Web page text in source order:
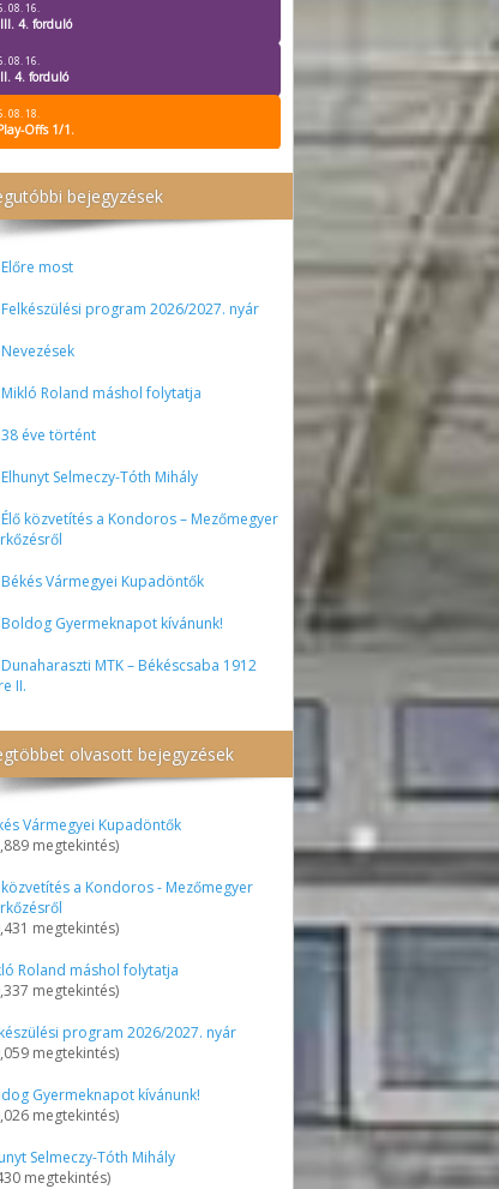
08. 16.
4. forduló
08. 16.
4. forduló
08. 18.
Offs 1/1.
bejegyzések
Előre most
Felkészülési program 2026/2027. nyár
Nevezések
Mikló Roland máshol folytatja
38 éve történt
Elhunyt Selmeczy-Tóth Mihály
Élő közvetítés a Kondoros – Mezőmegyer
Békés Vármegyei Kupadöntők
Boldog Gyermeknapot kívánunk!
Dunaharaszti MTK – Békéscsaba 1912
II.
olvasott bejegyzések
Vármegyei Kupadöntők
megtekintés)
közvetítés a Kondoros - Mezőmegyer
megtekintés)
Roland máshol folytatja
megtekintés)
program 2026/2027. nyár
megtekintés)
Gyermeknapot kívánunk!
megtekintés)
Selmeczy-Tóth Mihály
megtekintés)